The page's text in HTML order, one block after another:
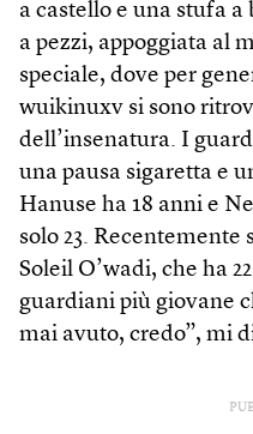
a castello e una stufa
a pezzi, appoggiata al
speciale, dove per
wuikinuxv si sono
dell’insenatura. I
una pausa sigaretta e
Hanuse ha 18 anni e
solo 23. Recentemente
Soleil O’wadi, che ha
guardiani più giovane
mai avuto, credo”, mi